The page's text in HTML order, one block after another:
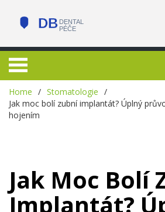
Home
Stomatologie
Jak moc bolí zubní implantát? Úplný
hojením
Jak Moc Bolí
Implantát?